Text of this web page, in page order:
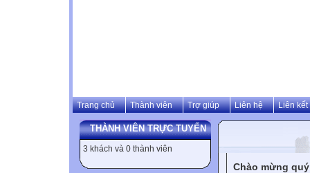
Trang chủ Thành viên Trợ giúp Liên hệ Liên kết
THÀNH VIÊN TRỰC TUYẾN
3 khách và 0 thành viên
Chào mừng